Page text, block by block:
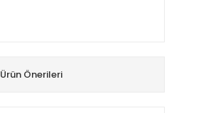
Ürün Önerileri